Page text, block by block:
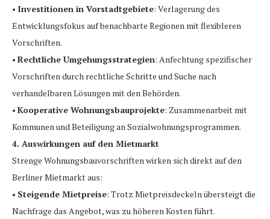
• Investitionen in Vorstadtgebiete: Verlagerung des
Entwicklungsfokus auf benachbarte Regionen mit flexibleren
Vorschriften.
• Rechtliche Umgehungsstrategien: Anfechtung spezifischer
Vorschriften durch rechtliche Schritte und Suche nach
verhandelbaren Lösungen mit den Behörden.
• Kooperative Wohnungsbauprojekte: Zusammenarbeit mit
Kommunen und Beteiligung an Sozialwohnungsprogrammen.
4. Auswirkungen auf den Mietmarkt
Strenge Wohnungsbauvorschriften wirken sich direkt auf den
Berliner Mietmarkt aus:
• Steigende Mietpreise: Trotz Mietpreisdeckeln übersteigt die
Nachfrage das Angebot, was zu höheren Kosten führt.